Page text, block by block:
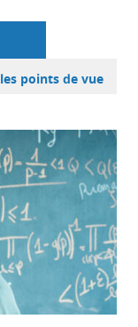
points de vue